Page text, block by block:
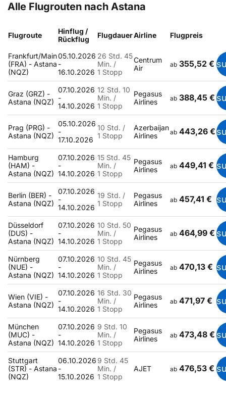
Alle Flugrouten nach Astana
Flugroute
Hinflug /
Rückflug
FlugdauerAirline Flugpreis
Frankfurt/Main
(FRA) - Astana
(NQZ)
05.10.2026
-
16.10.2026
26 Std. 45
Min. /
1 Stopp
Centrum
Air
ab 355,52 €
Graz (GRZ) -
Astana (NQZ)
07.10.2026
-
14.10.2026
12 Std. 10
Min. /
1 Stopp
Pegasus
Airlines
ab 388,45 €
Prag (PRG) -
Astana (NQZ)
05.10.2026
-
17.10.2026
10 Std. /
1 Stopp
Azerbaijan
Airlines
ab 443,26 €
Hamburg
(HAM) -
Astana (NQZ)
07.10.2026
-
14.10.2026
15 Std. 45
Min. /
1 Stopp
Pegasus
Airlines
ab 449,41 €
Berlin (BER) -
Astana (NQZ)
07.10.2026
-
14.10.2026
19 Std. /
1 Stopp
Pegasus
Airlines
ab 457,41 €
Düsseldorf
(DUS) -
Astana (NQZ)
07.10.2026
-
14.10.2026
10 Std. 50
Min. /
1 Stopp
Pegasus
Airlines
ab 464,99 €
Nürnberg
(NUE) -
Astana (NQZ)
07.10.2026
-
14.10.2026
10 Std. 45
Min. /
1 Stopp
Pegasus
Airlines
ab 470,13 €
Wien (VIE) -
Astana (NQZ)
07.10.2026
-
14.10.2026
16 Std. 30
Min. /
1 Stopp
Pegasus
Airlines
ab 471,97 €
München
(MUC) -
Astana (NQZ)
07.10.2026
-
14.10.2026
9 Std. 10
Min. /
1 Stopp
Pegasus
Airlines
ab 473,48 €
Stuttgart
(STR) - Astana
(NQZ)
06.10.2026
-
15.10.2026
9 Std. 45
Min. /
1 Stopp
AJET ab 476,53 €